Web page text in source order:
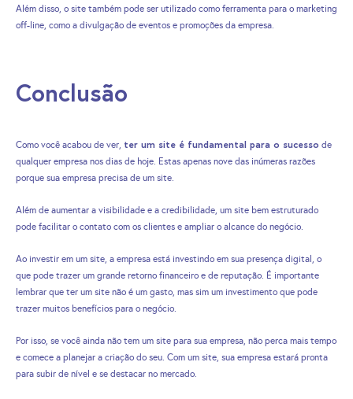
Além disso, o site também pode ser utilizado como ferramenta para o marketing
off-line, como a divulgação de eventos e promoções da empresa.
Conclusão
Como você acabou de ver, ter um site é fundamental para o sucesso de
qualquer empresa nos dias de hoje. Estas apenas nove das inúmeras razões
porque sua empresa precisa de um site.
Além de aumentar a visibilidade e a credibilidade, um site bem estruturado
pode facilitar o contato com os clientes e ampliar o alcance do negócio.
Ao investir em um site, a empresa está investindo em sua presença digital, o
que pode trazer um grande retorno financeiro e de reputação. É importante
lembrar que ter um site não é um gasto, mas sim um investimento que pode
trazer muitos benefícios para o negócio.
Por isso, se você ainda não tem um site para sua empresa, não perca mais tempo
e comece a planejar a criação do seu. Com um site, sua empresa estará pronta
para subir de nível e se destacar no mercado.